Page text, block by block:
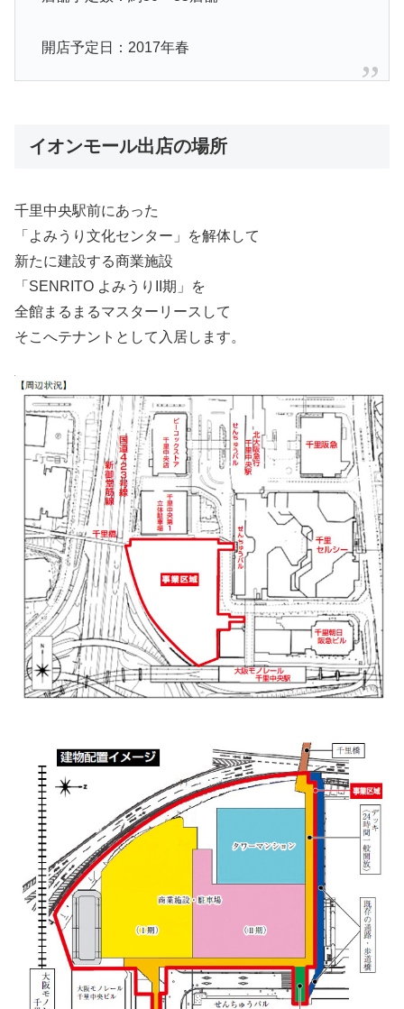
開店予定日：2017年春
イオンモール出店の場所
千里中央駅前にあった
「よみうり文化センター」を解体して
新たに建設する商業施設
「SENRITO よみうりII期」を
全館まるまるマスターリースして
そこへテナントとして入居します。